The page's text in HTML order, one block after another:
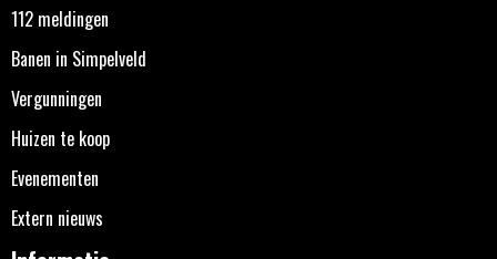
112 meldingen
Banen in Simpelveld
Vergunningen
Huizen te koop
Evenementen
Extern nieuws